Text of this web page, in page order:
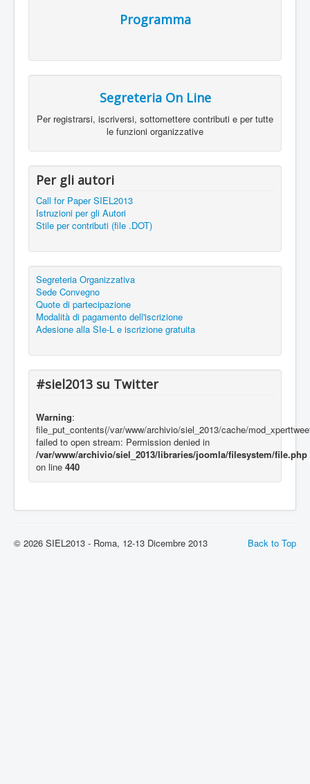
Programma
Segreteria On Line
Per registrarsi, iscriversi, sottomettere contributi e per tutte
le funzioni organizzative
Per gli autori
Call for Paper SIEL2013
Istruzioni per gli Autori
Stile per contributi (file .DOT)
Segreteria Organizzativa
Sede Convegno
Quote di partecipazione
Modalità di pagamento dell'iscrizione
Adesione alla SIe-L e iscrizione gratuita
#siel2013 su Twitter
Warning:
file_put_contents(/var/www/archivio/siel_2013/cache/
failed to open stream: Permission denied in
/var/www/archivio/siel_2013/libraries/joomla/filesystem/file.php
on line 440
Back to Top
© 2026 SIEL2013 - Roma, 12-13 Dicembre 2013